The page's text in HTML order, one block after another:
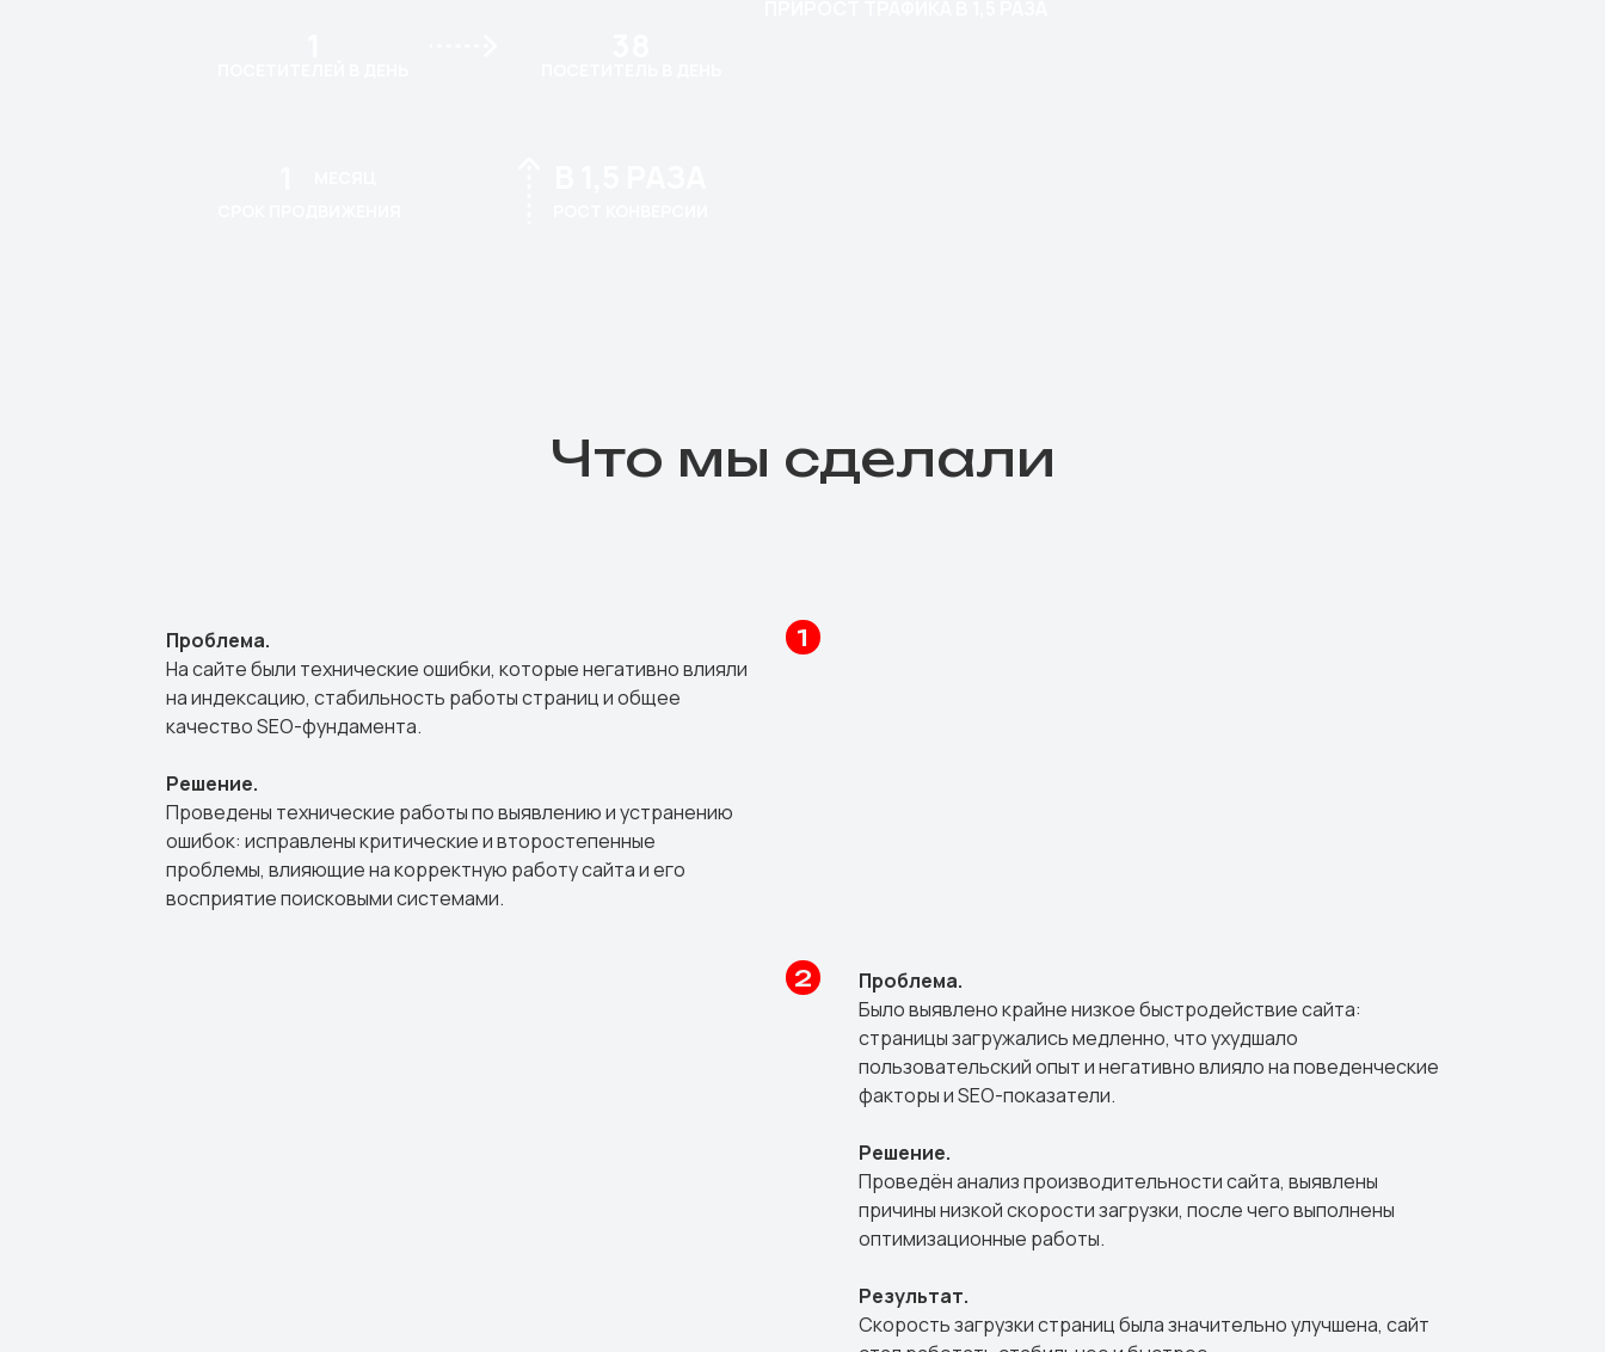
Что мы сделали
Проблема.
На сайте были технические ошибки, которые негативно влияли
на индексацию, стабильность работы страниц и общее
качество SEO-фундамента.
Решение.
Проведены технические работы по выявлению и устранению
ошибок: исправлены критические и второстепенные
проблемы, влияющие на корректную работу сайта и его
восприятие поисковыми системами.
Проблема.
Было выявлено крайне низкое быстродействие сайта:
страницы загружались медленно, что ухудшало
пользовательский опыт и негативно влияло на поведенческие
факторы и SEO-показатели.
Решение.
Проведён анализ производительности сайта, выявлены
причины низкой скорости загрузки, после чего выполнены
оптимизационные работы.
Результат.
Скорость загрузки страниц была значительно улучшена, сайт